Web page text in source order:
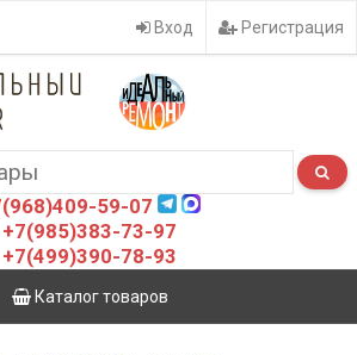
Вход Регистрация
59-07
+7(985)383-73-97
+7(499)390-78-93
Каталог товаров